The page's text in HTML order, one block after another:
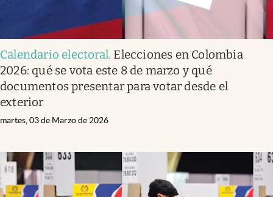
Calendario electoral. Elecciones en Colombia
2026: qué se vota este 8 de marzo y qué
documentos presentar para votar desde el
exterior
martes, 03 de Marzo de 2026